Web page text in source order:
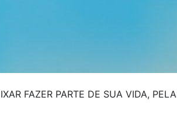
FAZER PARTE DE SUA VIDA,